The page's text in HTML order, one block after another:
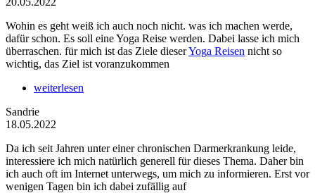
Wohin es geht weiß ich auch noch nicht. was ich machen werde,
dafür schon. Es soll eine Yoga Reise werden. Dabei lasse ich mich
überraschen. für mich ist das Ziele dieserYoga Reisen nicht so
wichtig, das Ziel ist voranzukommen
weiterlesen
Sandrie
18.05.2022
Da ich seit Jahren unter einer chronischen Darmerkrankung leide,
interessiere ich mich natürlich generell für dieses Thema. Daher bin
ich auch oft im Internet unterwegs, um mich zu informieren. Erst vor
wenigen Tagen bin ich dabei zufällig auf